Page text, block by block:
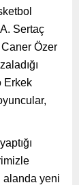
Sertaç
Özer
Erkek
yaptığı
alanda yeni